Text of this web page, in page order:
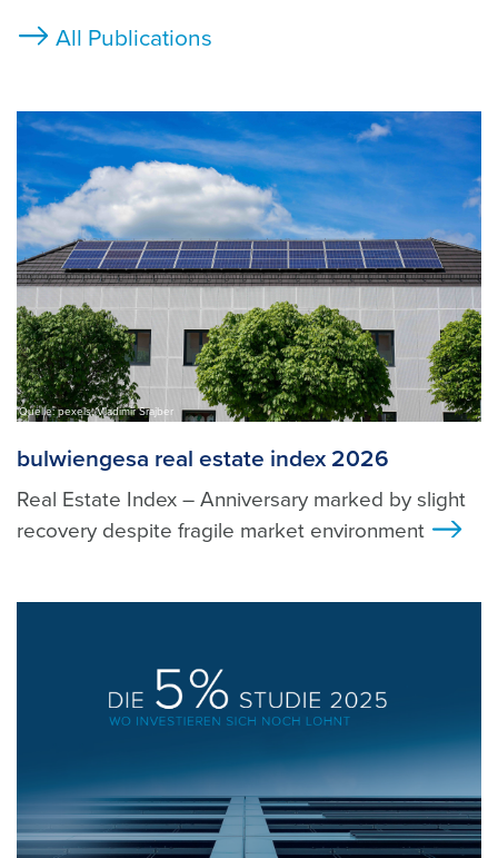
All Publications
Quelle: pexels, Vladimir Srajber
bulwiengesa real estate index 2026
Real Estate Index – Anniversary marked by slight
recovery despite fragile market environment